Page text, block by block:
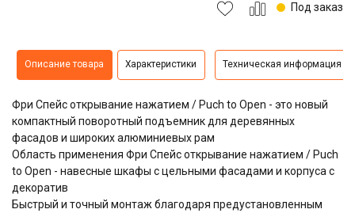
Под заказ
Описание товара Характеристики Техническая информация
Фри Спейс открывание нажатием / Puch to Open - это новый
компактный поворотный подъемник для деревянных
фасадов и широких алюминиевых рам
Область применения Фри Спейс открывание нажатием / Puch
to Open - навесные шкафы с цельными фасадами и корпуса с
декоратив
Быстрый и точный монтаж благодаря предустановленным